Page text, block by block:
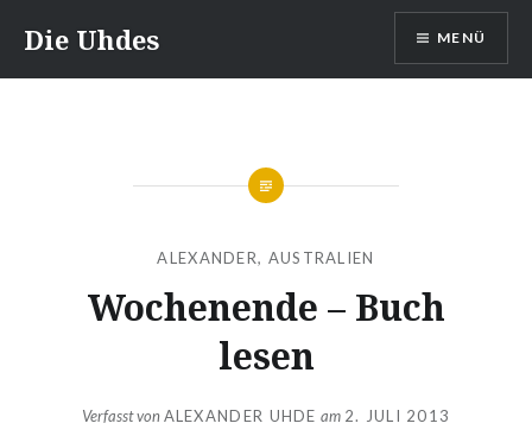
Inhalt
springen
Die Uhdes MENÜ
ALEXANDER, AUSTRALIEN
Wochenende – Buch
lesen
Verfasst vonALEXANDER UHDE am 2. JULI 2013